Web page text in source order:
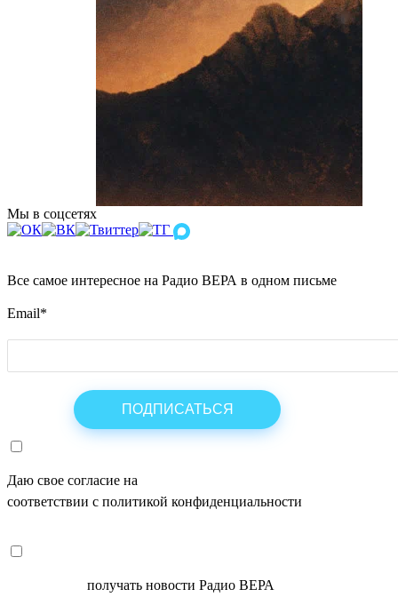
Мы в соцсетях
Все самое интересное на Радио ВЕРА в одном письме
Email*
Даю свое согласие на
соответствии с политикой конфиденциальности
получать новости Радио ВЕРА